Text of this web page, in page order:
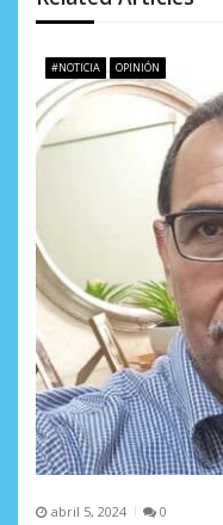
d
e
e
n
r
a
d
a
s
#NOTICIA OPINIÓN
abril 5, 2024 0